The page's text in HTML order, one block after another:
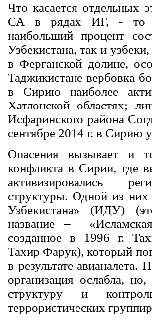
Что касается отдельных
СА в рядах ИГ, - то
наибольший процент
Узбекистана, так и
в Ферганской долине,
Таджикистане вербовка
в Сирию наиболее
Хатлонской областях;
Исфаринского района
сентябре 2014 г. в Сирию
Опасения вызывает и
конфликта в Сирии, где
активизировались
структуры. Одной из них
Узбекистана» (ИДУ)
название –
созданное в 1996 г.
Тахир Фарук), который
в результате
организация ослабла,
структуру и
террористических